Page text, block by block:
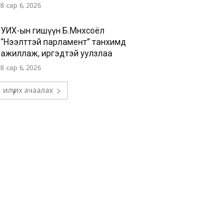
8 сар 6, 2026
УИХ-ын гишүүн Б.Мөнхсоёл
“Нээлттэй парламент” танхимд
ажиллаж, иргэдтэй уулзлаа
8 сар 6, 2026
илүү их ачаалах